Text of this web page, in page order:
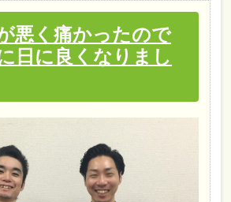
悪く痛かったので
日に良くなりまし